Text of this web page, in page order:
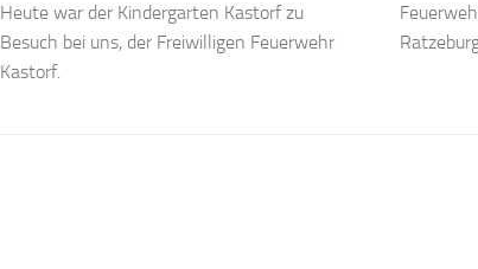
Heute war der Kindergarten Kastorf zu
Besuch bei uns, der Freiwilligen Feuerwehr
Kastorf.